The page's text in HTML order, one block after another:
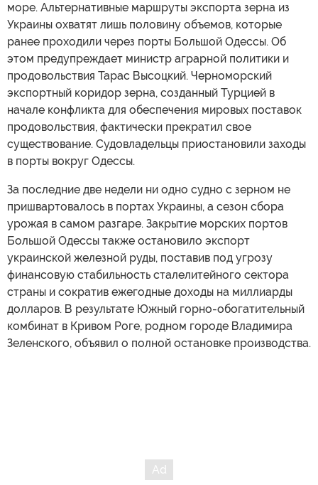
море. Альтернативные маршруты экспорта зерна из
Украины охватят лишь половину объемов, которые
ранее проходили через порты Большой Одессы. Об
этом предупреждает министр аграрной политики и
продовольствия Тарас Высоцкий. Черноморский
экспортный коридор зерна, созданный Турцией в
начале конфликта для обеспечения мировых поставок
продовольствия, фактически прекратил свое
существование. Судовладельцы приостановили заходы
в порты вокруг Одессы.
За последние две недели ни одно судно с зерном не
пришвартовалось в портах Украины, а сезон сбора
урожая в самом разгаре. Закрытие морских портов
Большой Одессы также остановило экспорт
украинской железной руды, поставив под угрозу
финансовую стабильность сталелитейного сектора
страны и сократив ежегодные доходы на миллиарды
долларов. В результате Южный горно-обогатительный
комбинат в Кривом Роге, родном городе Владимира
Зеленского, объявил о полной остановке производства.